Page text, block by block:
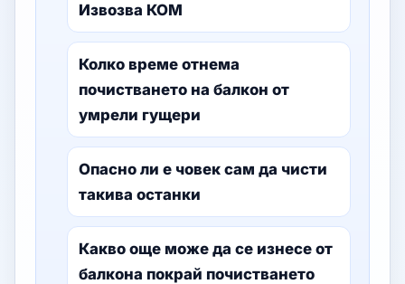
Извозва КОМ
Колко време отнема
почистването на балкон от
умрели гущери
Опасно ли е човек сам да чисти
такива останки
Какво още може да се изнесе от
балкона покрай почистването